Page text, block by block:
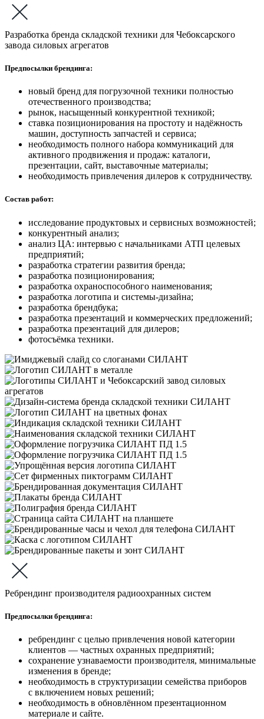
Разработка бренда складской техники для Чебоксарского
завода силовых агрегатов
Предпосылки брендинга:
новый бренд для погрузочной техники полностью
отечественного производства;
рынок, насыщенный конкурентной техникой;
ставка позиционирования на простоту и надёжность
машин, доступность запчастей и сервиса;
необходимость полного набора коммуникаций для
активного продвижения и продаж: каталоги,
презентации, сайт, выставочные материалы;
необходимость привлечения дилеров к сотрудничеству.
Состав работ:
исследование продуктовых и сервисных возможностей;
конкурентный анализ;
анализ ЦА: интервью с начальниками АТП целевых
предприятий;
разработка стратегии развития бренда;
разработка позиционирования;
разработка охраноспособного наименования;
разработка логотипа и системы-дизайна;
разработка брендбука;
разработка презентаций и коммерческих предложений;
разработка презентаций для дилеров;
фотосъёмка техники.
Ребрендинг производителя радиоохранных систем
Предпосылки брендинга:
ребрендинг с целью привлечения новой категории
клиентов — частных охранных предприятий;
сохранение узнаваемости производителя, минимальные
изменения в бренде;
необходимость в структуризации семейства приборов
с включением новых решений;
необходимость в обновлённом презентационном
материале и сайте.